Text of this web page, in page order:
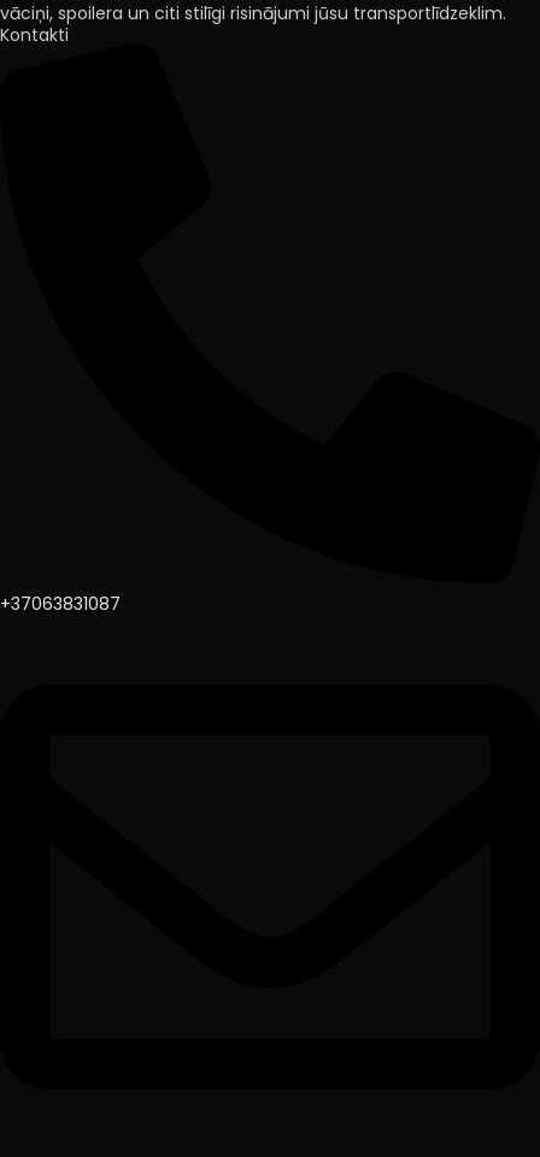
vāciņi, spoilera un citi stilīgi risinājumi jūsu transportlīdzeklim.
Kontakti
+37063831087